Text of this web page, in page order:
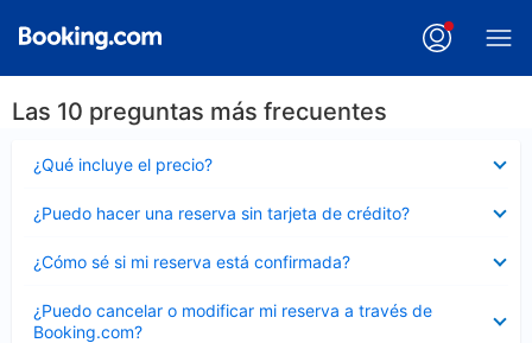
Las 10 preguntas más frecuentes
¿Qué incluye el precio?
cerrado
¿Puedo hacer una reserva sin tarjeta de crédito?
cerrado
¿Cómo sé si mi reserva está confirmada?
cerrado
¿Puedo cancelar o modificar mi reserva a través de
Booking.com?
cerrado